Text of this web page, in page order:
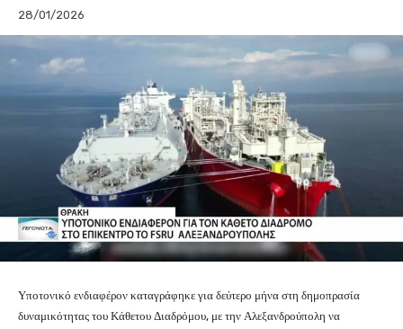
28/01/2026
Υποτονικό ενδιαφέρον καταγράφηκε για δεύτερο μήνα στη δημοπρασία
δυναμικότητας του Κάθετου Διαδρόμου, με την Αλεξανδρούπολη να